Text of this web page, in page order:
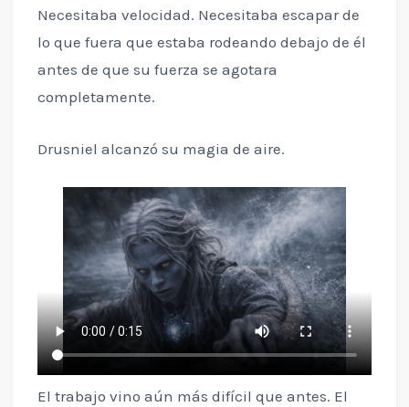
Necesitaba velocidad. Necesitaba escapar de
lo que fuera que estaba rodeando debajo de él
antes de que su fuerza se agotara
completamente.
Drusniel alcanzó su magia de aire.
El trabajo vino aún más difícil que antes. El